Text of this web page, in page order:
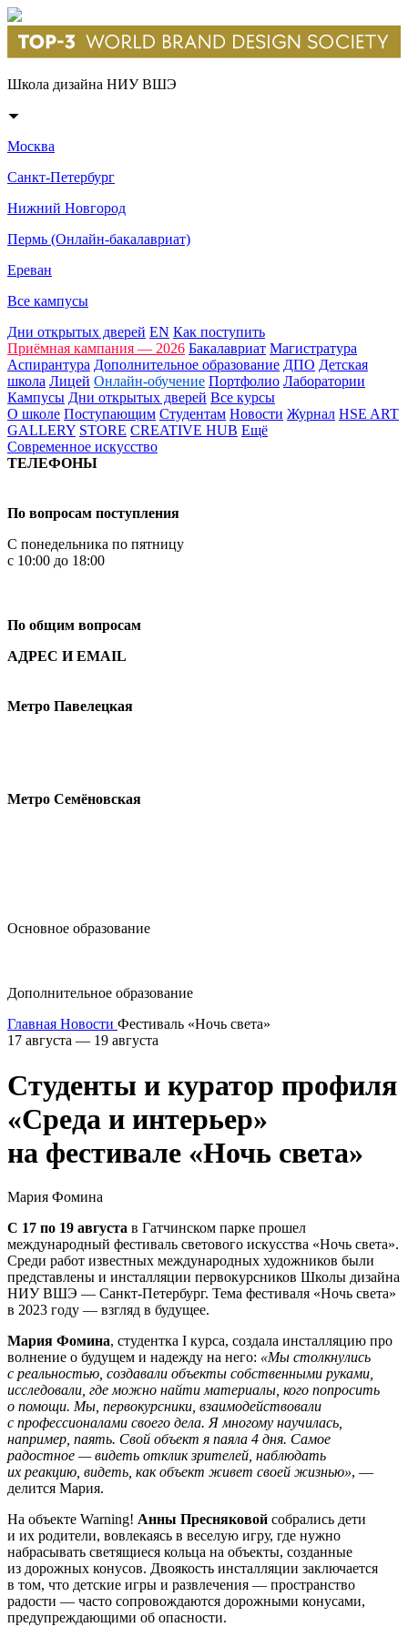
Школа дизайна НИУ ВШЭ
Москва
Санкт-Петербург
Нижний Новгород
Пермь (Онлайн-бакалавриат)
Ереван
Все кампусы
Дни открытых дверей EN Как поступить
Приёмная кампания — 2026 Бакалавриат Магистратура
Аспирантура Дополнительное образование ДПО Детская
школа Лицей Онлайн-обучение Портфолио Лаборатории
Кампусы Дни открытых дверей Все курсы
О школе Поступающим Студентам Новости Журнал HSE ART
GALLERY STORE CREATIVE HUB Ещё
Современное искусство
ТЕЛЕФОНЫ
По вопросам поступления
С понедельника по пятницу
с 10:00 до 18:00
По общим вопросам
АДРЕС И EMAIL
Метро Павелецкая
Метро Семёновская
Основное образование
Дополнительное образование
Главная Новости Фестиваль «Ночь света»
17 августа — 19 августа
Студенты и куратор профиля
«Среда и интерьер»
на фестивале «Ночь света»
Мария Фомина
С 17 по 19 августа в Гатчинском парке прошел
международный фестиваль светового искусства «Ночь света».
Среди работ известных международных художников были
представлены и инсталляции первокурсников Школы дизайна
НИУ ВШЭ — Санкт-Петербург. Тема фестиваля «Ночь света»
в 2023 году — взгляд в будущее.
Мария Фомина, студентка I курса, создала инсталляцию про
волнение о будущем и надежду на него: «Мы столкнулись
с реальностью, создавали объекты собственными руками,
исследовали, где можно найти материалы, кого попросить
о помощи. Мы, первокурсники, взаимодействовали
с профессионалами своего дела. Я многому научилась,
например, паять. Свой объект я паяла 4 дня. Самое
радостное — видеть отклик зрителей, наблюдать
их реакцию, видеть, как объект живет своей жизнью», —
делится Мария.
На объекте Warning! Анны Пресняковой собрались дети
и их родители, вовлекаясь в веселую игру, где нужно
набрасывать светящиеся кольца на объекты, созданные
из дорожных конусов. Двоякость инсталляции заключается
в том, что детские игры и развлечения — пространство
радости — часто сопровождаются дорожными конусами,
предупреждающими об опасности.